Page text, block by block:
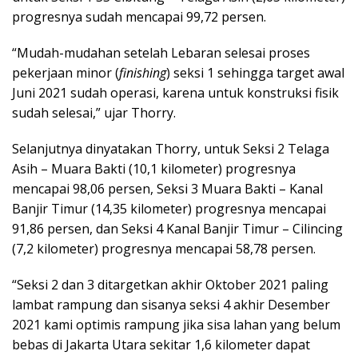
progresnya sudah mencapai 99,72 persen.
“Mudah-mudahan setelah Lebaran selesai proses
pekerjaan minor (finishing) seksi 1 sehingga target awal
Juni 2021 sudah operasi, karena untuk konstruksi fisik
sudah selesai,” ujar Thorry.
Selanjutnya dinyatakan Thorry, untuk Seksi 2 Telaga
Asih – Muara Bakti (10,1 kilometer) progresnya
mencapai 98,06 persen, Seksi 3 Muara Bakti – Kanal
Banjir Timur (14,35 kilometer) progresnya mencapai
91,86 persen, dan Seksi 4 Kanal Banjir Timur – Cilincing
(7,2 kilometer) progresnya mencapai 58,78 persen.
“Seksi 2 dan 3 ditargetkan akhir Oktober 2021 paling
lambat rampung dan sisanya seksi 4 akhir Desember
2021 kami optimis rampung jika sisa lahan yang belum
bebas di Jakarta Utara sekitar 1,6 kilometer dapat